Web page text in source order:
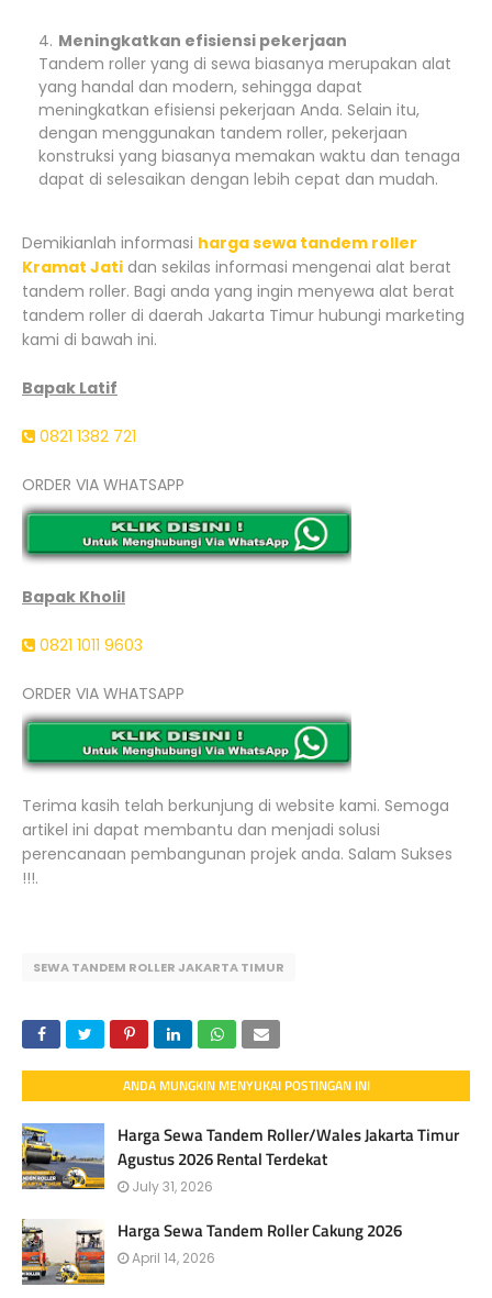
Meningkatkan efisiensi pekerjaan
Tandem roller yang di sewa biasanya merupakan alat
yang handal dan modern, sehingga dapat
meningkatkan efisiensi pekerjaan Anda. Selain itu,
dengan menggunakan tandem roller, pekerjaan
konstruksi yang biasanya memakan waktu dan tenaga
dapat di selesaikan dengan lebih cepat dan mudah.
Demikianlah informasi harga sewa tandem roller
Kramat Jati dan sekilas informasi mengenai alat berat
tandem roller. Bagi anda yang ingin menyewa alat berat
tandem roller di daerah Jakarta Timur hubungi marketing
kami di bawah ini.
Bapak Latif
0821 1382 721
ORDER VIA WHATSAPP
Bapak Kholil
0821 1011 9603
ORDER VIA WHATSAPP
Terima kasih telah berkunjung di website kami. Semoga
artikel ini dapat membantu dan menjadi solusi
perencanaan pembangunan projek anda. Salam Sukses
!!!.
SEWA TANDEM ROLLER JAKARTA TIMUR
ANDA MUNGKIN MENYUKAI POSTINGAN INI
Harga Sewa Tandem Roller/Wales Jakarta Timur
Agustus 2026 Rental Terdekat
July 31, 2026
Harga Sewa Tandem Roller Cakung 2026
April 14, 2026